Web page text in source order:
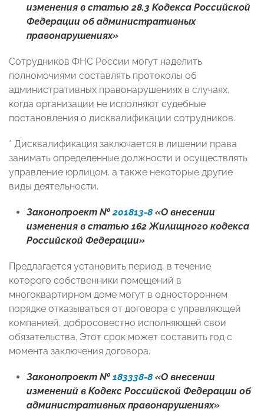
изменения в статью 28.3 Кодекса Российской
Федерации об административных
правонарушениях»
Сотрудников ФНС России могут наделить
полномочиями составлять протоколы об
административных правонарушениях в случаях,
когда организации не исполняют судебные
постановления о дисквалификации сотрудников.
* Дисквалификация заключается в лишении права
занимать определенные должности и осуществлять
управление юрлицом, а также некоторые другие
виды деятельности.
Законопроект №201813-8 «О внесении
изменения в статью 162 Жилищного кодекса
Российской Федерации»
Предлагается установить период, в течение
которого собственники помещений в
многоквартирном доме могут в одностороннем
порядке отказываться от договора с управляющей
компанией, добросовестно исполняющей свои
обязательства. Этот срок может составить год с
момента заключения договора.
Законопроект №183338-8 «О внесении
изменений в Кодекс Российской Федерации об
административных правонарушениях»